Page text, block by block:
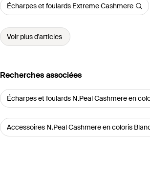
Écharpes et foulards Extreme Cashmere
Voir plus d'articles
Recherches associées
Écharpes et foulards N.Peal Cashmere en
Accessoires N.Peal Cashmere en coloris